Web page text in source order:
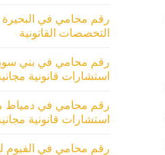
رقم محامي في
التخصصات القانونية
رقم محامي في بني
استشارات قانونية
رقم محامي في
استشارات قانونية
رقم محامي في الفيوم